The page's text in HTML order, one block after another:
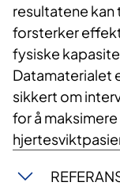
resultatene kan
forsterker
fysiske
Datamaterialet
sikkert om
for å